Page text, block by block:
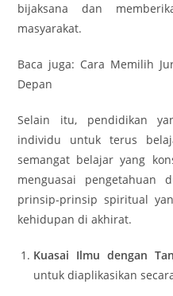
bijaksana dan
masyarakat.
Baca juga: Cara Memilih
Depan
Selain itu, pendidikan
individu untuk terus
semangat belajar yang
menguasai pengetahuan
prinsip-prinsip spiritual
kehidupan di akhirat.
Kuasai Ilmu dengan
untuk diaplikasikan